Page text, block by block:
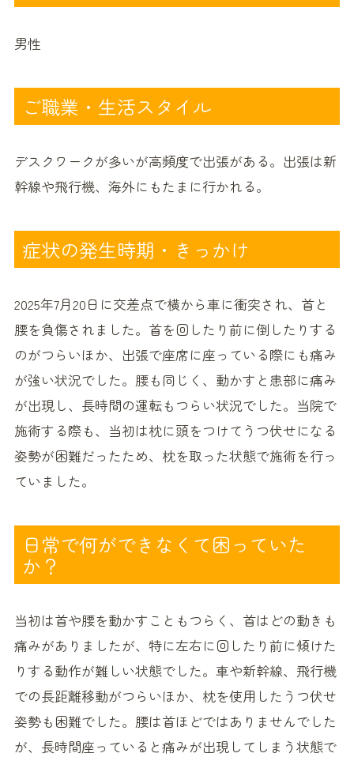
男性
ご職業・生活スタイル
デスクワークが多いが高頻度で出張がある。出張は新
幹線や飛行機、海外にもたまに行かれる。
症状の発生時期・きっかけ
2025年7月20日に交差点で横から車に衝突され、首と
腰を負傷されました。首を回したり前に倒したりする
のがつらいほか、出張で座席に座っている際にも痛み
が強い状況でした。腰も同じく、動かすと患部に痛み
が出現し、長時間の運転もつらい状況でした。当院で
施術する際も、当初は枕に頭をつけてうつ伏せになる
姿勢が困難だったため、枕を取った状態で施術を行っ
ていました。
日常で何ができなくて困っていた
か？
当初は首や腰を動かすこともつらく、首はどの動きも
痛みがありましたが、特に左右に回したり前に傾けた
りする動作が難しい状態でした。車や新幹線、飛行機
での長距離移動がつらいほか、枕を使用したうつ伏せ
姿勢も困難でした。腰は首ほどではありませんでした
が、長時間座っていると痛みが出現してしまう状態で